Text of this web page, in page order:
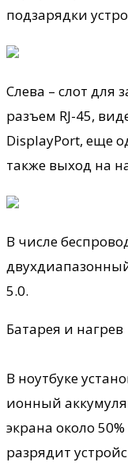
подзарядки
Слева – слот для
разъем RJ-45,
DisplayPort, еще
также выход на
В числе
5.0.
Батарея и нагрев
В ноутбуке
ионный
экрана около
разрядит